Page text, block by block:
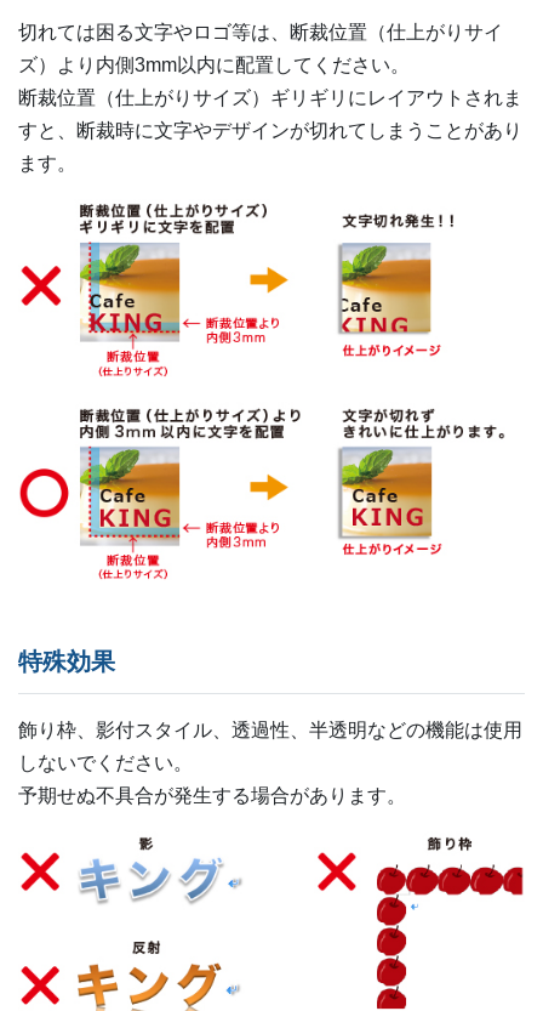
切れては困る文字やロゴ等は、断裁位置（仕上がりサイ
ズ）より内側3mm以内に配置してください。
断裁位置（仕上がりサイズ）ギリギリにレイアウトされま
すと、断裁時に文字やデザインが切れてしまうことがあり
ます。
特殊効果
飾り枠、影付スタイル、透過性、半透明などの機能は使用
しないでください。
予期せぬ不具合が発生する場合があります。